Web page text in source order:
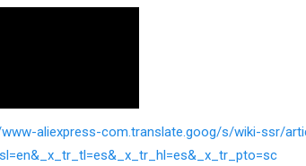
aliexpress-com.translate.goog/s/wiki-ssr/